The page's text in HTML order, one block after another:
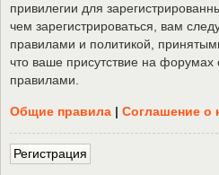
привилегии для
чем зарегистрироваться, вам
правилами и политикой,
что ваше присутствие на форумах
правилами.
Общие правила | Соглашение о
Регистрация